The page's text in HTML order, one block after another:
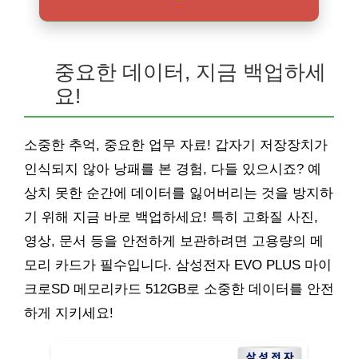
중요한 데이터, 지금 백업하세
요!
소중한 추억, 중요한 업무 자료! 갑자기 저장장치가
인식되지 않아 낭패를 본 경험, 다들 있으시죠? 예
상치 못한 순간에 데이터를 잃어버리는 것을 방지하
기 위해 지금 바로 백업하세요! 특히 고화질 사진,
영상, 문서 등을 안전하게 보관하려면 고용량의 메
모리 카드가 필수입니다. 삼성전자 EVO PLUS 마이
크로SD 메모리카드 512GB로 소중한 데이터를 안전
하게 지키세요!